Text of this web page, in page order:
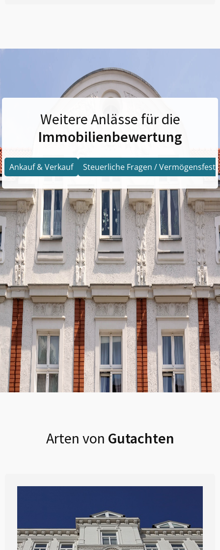
Weitere Anlässe für die
Immobilienbewertung
Ankauf & Verkauf Steuerliche Fragen /
Arten von Gutachten